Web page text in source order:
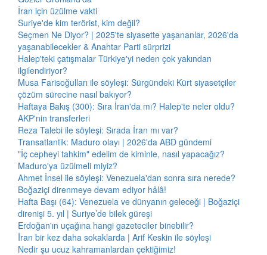
İran için üzülme vakti
Suriye'de kim terörist, kim değil?
Seçmen Ne Diyor? | 2025'te siyasette yaşananlar, 2026'da
yaşanabilecekler & Anahtar Parti sürprizi
Halep'teki çatışmalar Türkiye'yi neden çok yakından
ilgilendiriyor?
Musa Farisoğulları ile söyleşi: Sürgündeki Kürt siyasetçiler
çözüm sürecine nasıl bakıyor?
Haftaya Bakış (300): Sıra İran'da mı? Halep'te neler oldu?
AKP'nin transferleri
Reza Talebi ile söyleşi: Sırada İran mı var?
Transatlantik: Maduro olayı | 2026'da ABD gündemi
"İç cepheyi tahkim" edelim de kiminle, nasıl yapacağız?
Maduro'ya üzülmeli miyiz?
Ahmet İnsel ile söyleşi: Venezuela'dan sonra sıra nerede?
Boğaziçi direnmeye devam ediyor hâlâ!
Hafta Başı (64): Venezuela ve dünyanın geleceği | Boğaziçi
direnişi 5. yıl | Suriye’de bilek güreşi
Erdoğan'ın uçağına hangi gazeteciler binebilir?
İran bir kez daha sokaklarda | Arif Keskin ile söyleşi
Nedir şu ucuz kahramanlardan çektiğimiz!